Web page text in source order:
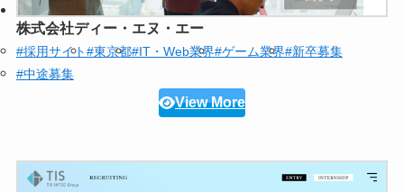
株式会社ディー・エヌ・エー
#採用サイト#東京都#IT・Web業界#ゲーム業界#新卒募集
#中途募集
View More